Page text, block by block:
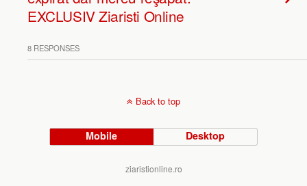
EXCLUSIV Ziaristi Online
8 RESPONSES
Back to top
Mobile Desktop
ziaristionline.ro